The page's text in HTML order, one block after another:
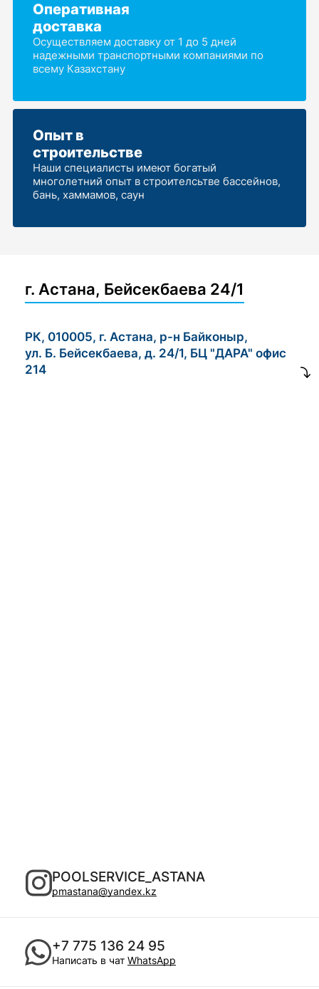
Оперативная
доставка
Осуществляем доставку от 1 до 5 дней
надежными транспортными компаниями по
всему Казахстану
Опыт в
строительстве
Наши специалисты имеют богатый
многолетний опыт в строителсьтве бассейнов,
бань, хаммамов, саун
г. Астана, Бейсекбаева 24/1
РК, 010005, г. Астана, р-н Байконыр,
ул. Б. Бейсекбаева, д. 24/1, БЦ "ДАРА" офис
214
POOLSERVICE_ASTANA
pmastana@yandex.kz
+7 775 136 24 95
Написать в чат WhatsApp